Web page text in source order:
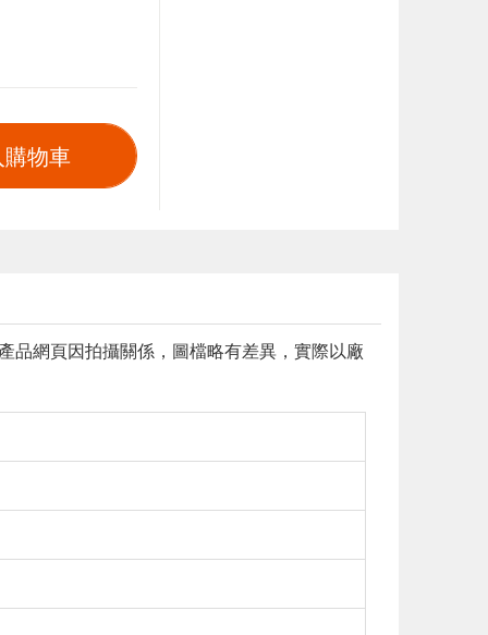
物車
品網頁因拍攝關係，圖檔略有差異，實際以廠